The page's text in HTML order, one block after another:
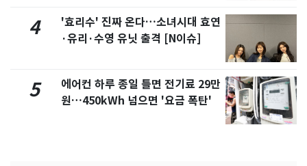
4
'효리수' 진짜 온다…소녀시대 효연
·유리·수영 유닛 출격 [N이슈]
5
에어컨 하루 종일 틀면 전기료 29만
원…450kWh 넘으면 '요금 폭탄'